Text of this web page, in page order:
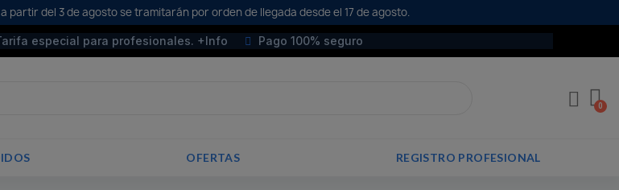
del 3 de agosto se tramitarán por orden de llegada desde el 17 de agosto.
especial para profesionales. +Info Pago 100% seguro
OFERTAS REGISTRO PROFESIONAL